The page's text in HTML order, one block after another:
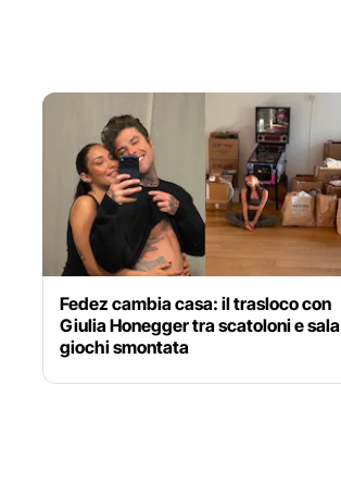
Fedez cambia casa: il trasloco con
Giulia Honegger tra scatoloni e sala
giochi smontata